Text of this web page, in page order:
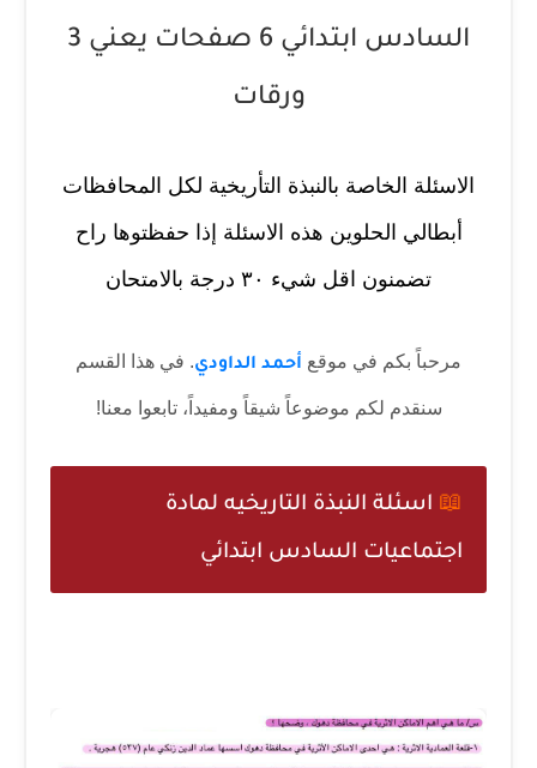
السادس ابتدائي 6 صفحات يعني 3
ورقات
الاسئلة الخاصة بالنبذة التأريخية لكل المحافظات
أبطالي الحلوين هذه الاسئلة إذا حفظتوها راح
تضمنون اقل شيء ٣٠ درجة بالامتحان
مرحباً بكم في موقع أحمد الداودي. في هذا القسم
سنقدم لكم موضوعاً شيقاً ومفيداً، تابعوا معنا!
📖 اسئلة النبذة التاريخيه لمادة
اجتماعيات السادس ابتدائي